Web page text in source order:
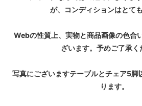
が、コンディションはとても
Webの性質上、実物と商品画像の色合
ざいます。予めご了承く
写真にございますテーブルとチェア5脚
ります。